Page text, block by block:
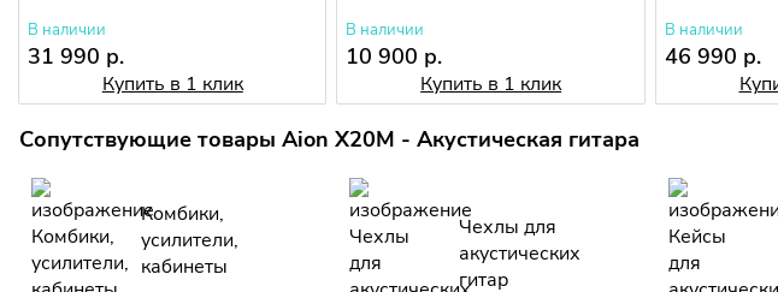
В наличии
31 990 р.
Купить в 1 клик
В наличии
10 900 р.
Купить в 1 клик
В наличии
46 990 р.
Сопутствующие товары Aion X20M - Акустическая гитара
Комбики,
усилители,
кабинеты
Чехлы для
акустических
гитар